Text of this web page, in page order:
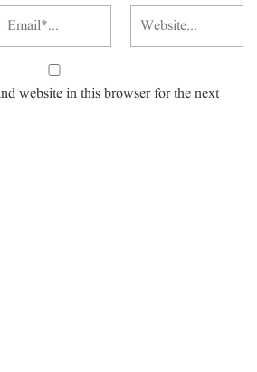
website in this browser for the next